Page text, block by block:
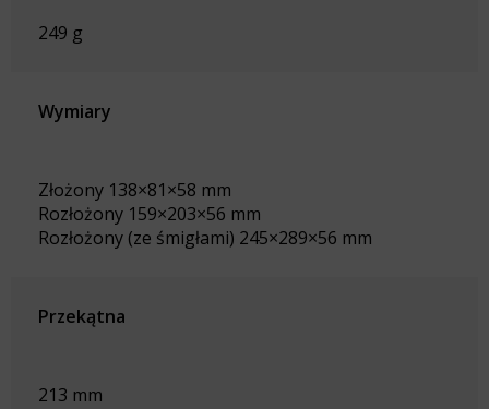
249 g
Wymiary
Złożony 138×81×58 mm
Rozłożony 159×203×56 mm
Rozłożony (ze śmigłami) 245×289×56 mm
Przekątna
213 mm